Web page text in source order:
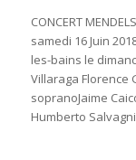
CONCERT
samedi 16 Juin
les-bains le
Villaraga Florence
sopranoJaime
Humberto